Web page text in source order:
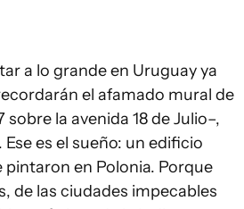
a lo grande en Uruguay ya
el afamado mural de
la avenida 18 de Julio–,
es el sueño: un edificio
en Polonia. Porque
de las ciudades impecables